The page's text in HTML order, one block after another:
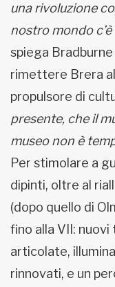
una rivoluzione
nostro mondo
spiega
rimettere Brera
propulsore di
presente, che il
museo non è
Per stimolare a
dipinti, oltre al
(dopo quello di
fino alla VII: nuovi
articolate,
rinnovati, e un